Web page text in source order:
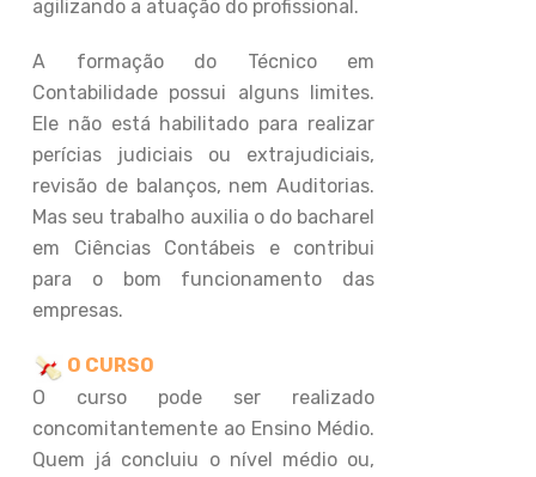
agilizando a atuação do profissional.
A formação do Técnico em
Contabilidade possui alguns limites.
Ele não está habilitado para realizar
perícias judiciais ou extrajudiciais,
revisão de balanços, nem Auditorias.
Mas seu trabalho auxilia o do bacharel
em Ciências Contábeis e contribui
para o bom funcionamento das
empresas.
O CURSO
O curso pode ser realizado
concomitantemente ao Ensino Médio.
Quem já concluiu o nível médio ou,